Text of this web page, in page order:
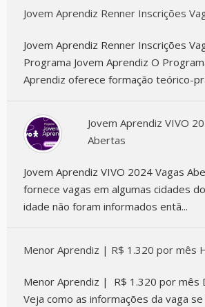
Jovem Aprendiz Renner Inscrições
Jovem Aprendiz Renner Inscrições
Programa Jovem Aprendiz O
Aprendiz oferece formação teórico-
Jovem Aprendiz VIVO
Abertas
Jovem Aprendiz VIVO 2024 Vagas
fornece vagas em algumas cidades
idade não foram informados entã...
Menor Aprendiz | R$ 1.320 por mês
Menor Aprendiz | R$ 1.320 por mês
Veja como as informações da vaga